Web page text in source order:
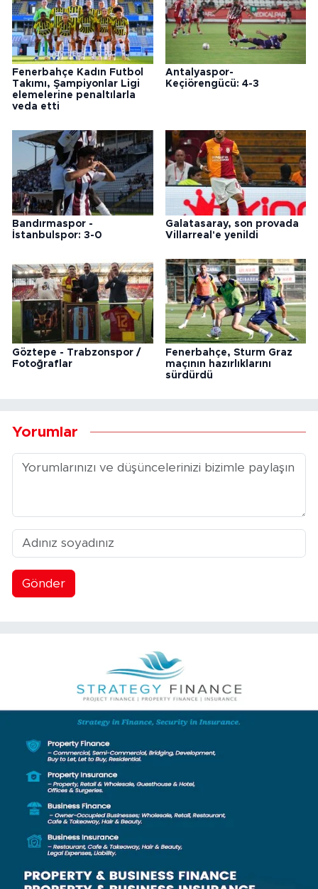
Fenerbahçe Kadın Futbol
Takımı, Şampiyonlar Ligi
elemelerine penaltılarla
veda etti
Antalyaspor-
Keçiörengücü: 4-3
Bandırmaspor -
İstanbulspor: 3-0
Galatasaray, son provada
Villarreal'e yenildi
Göztepe - Trabzonspor /
Fotoğraflar
Fenerbahçe, Sturm Graz
maçının hazırlıklarını
sürdürdü
Yorumlar
Gönder